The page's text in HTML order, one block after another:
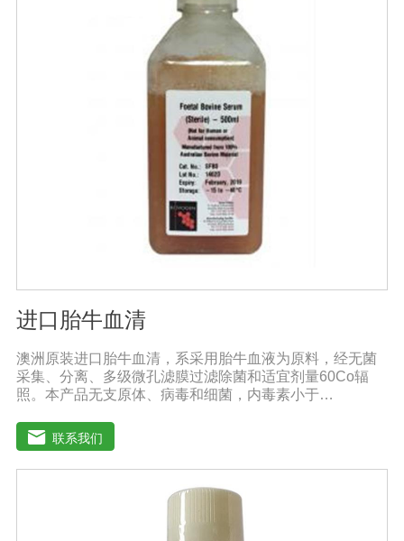
进口胎牛血清
澳洲原装进口胎牛血清，系采用胎牛血液为原料，经无菌
采集、分离、多级微孔滤膜过滤除菌和适宜剂量60Co辐
照。本产品无支原体、病毒和细菌，内毒素小于
细胞及多种细胞株的培养、扩增和保藏、组织器官的分
离、培养及单克隆抗体的制备和疫苗的研制及生产。质量
标准：符合《中华人民共和国药典》2020版、符合《中华
人民共和国兽药典》2020版、欧洲药典、美国药典质量标
准。规格：500ml/瓶保存：-15℃―-20℃有效期：5年注
意事项：解冻：采用逐步解冻法（ -20℃→2-8℃→ 室
联系我们